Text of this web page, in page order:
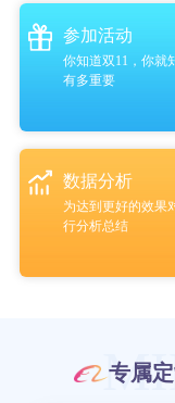
参加活动
你知道双11，你就
有多重要
数据分析
为达到更好的效果
行分析总结
专属定